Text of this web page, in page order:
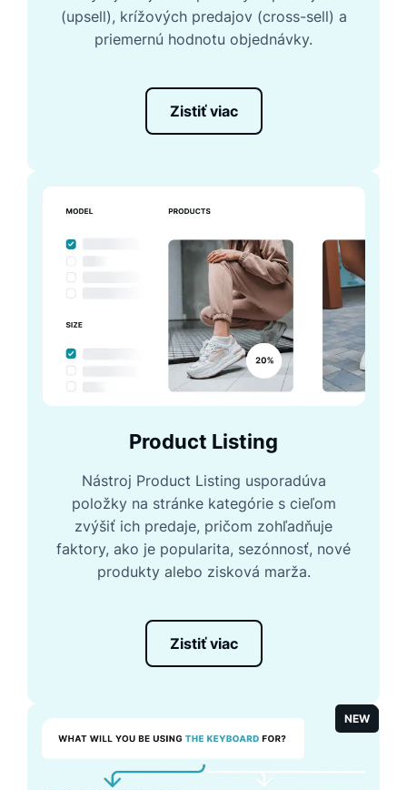
(upsell), krížových predajov (cross-sell) a
priemernú hodnotu objednávky.
Zistiť viac
Product Listing
Nástroj Product Listing usporadúva
položky na stránke kategórie s cieľom
zvýšiť ich predaje, pričom zohľadňuje
faktory, ako je popularita, sezónnosť, nové
produkty alebo zisková marža.
Zistiť viac
NEW